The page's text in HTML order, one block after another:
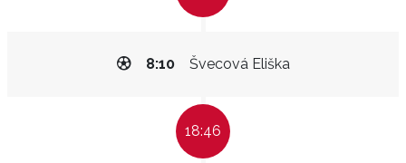
Švecová Eliška
8:10
18:46